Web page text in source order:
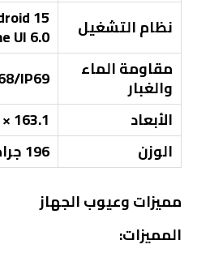
نظام التشغيل
UI 6.0
مقاومة الماء
والغبار
IP69
الأبعاد
163.1 × 75.7 × 8 مم
الوزن
196 جرام
مميزات وعيوب الجهاز
المميزات: